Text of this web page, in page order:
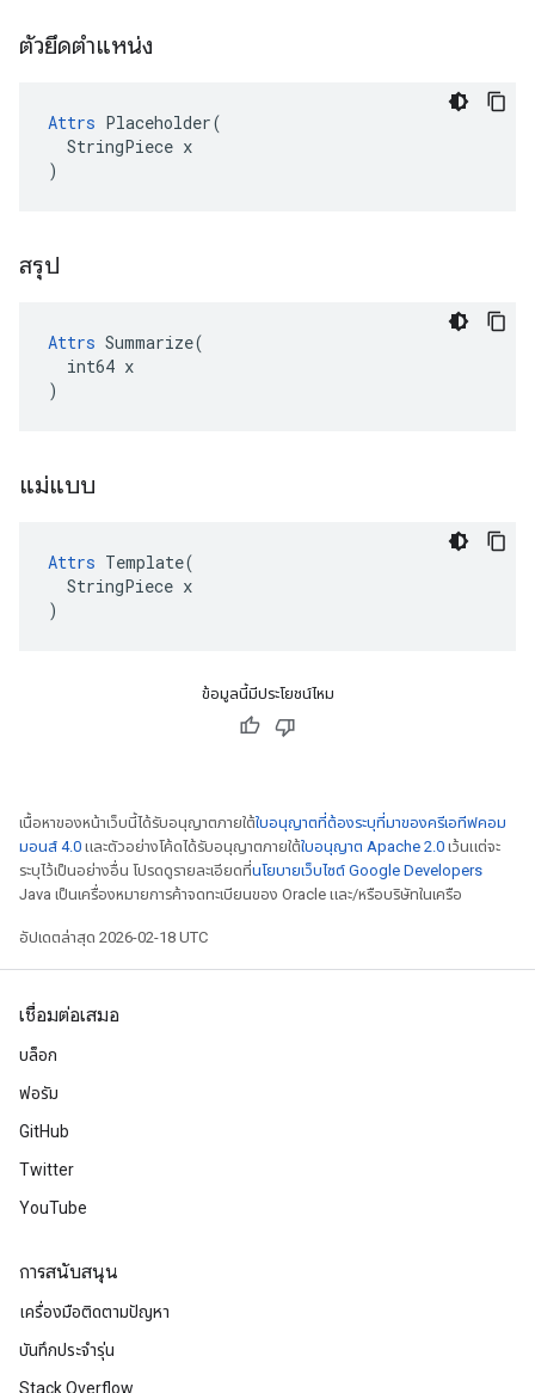
ตัวยึดตำแหน่ง
Attrs Placeholder(
  StringPiece x
)
สรุป
Attrs Summarize(
  int64 x
)
แม่แบบ
Attrs Template(
  StringPiece x
)
ข้อมูลนี้มีประโยชน์ไหม
เนื้อหาของหน้าเว็บนี้ได้รับอนุญาตภายใต้ใบอนุญาตที่ต้องระบุที่มาของครีเอทีฟคอม
มอนส์ 4.0 และตัวอย่างโค้ดได้รับอนุญาตภายใต้ใบอนุญาต Apache 2.0 เว้นแต่จะ
ระบุไว้เป็นอย่างอื่น โปรดดูรายละเอียดที่นโยบายเว็บไซต์ Google Developers
Java เป็นเครื่องหมายการค้าจดทะเบียนของ Oracle และ/หรือบริษัทในเครือ
อัปเดตล่าสุด 2026-02-18 UTC
เชื่อมต่อเสมอ
บล็อก
ฟอรัม
GitHub
Twitter
YouTube
การสนับสนุน
เครื่องมือติดตามปัญหา
บันทึกประจำรุ่น
Stack Overflow